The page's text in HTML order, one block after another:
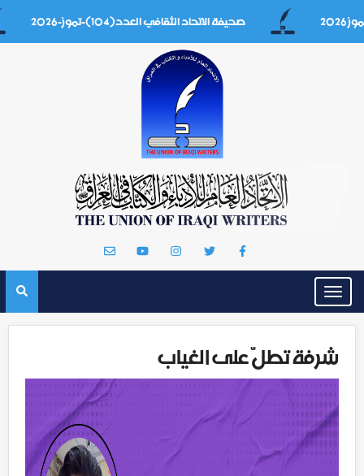
صحيفة الاتحاد الثقافي العدد(104)-تموز-2026
Toggle
navigation
شرفة تطلّ على الغياب